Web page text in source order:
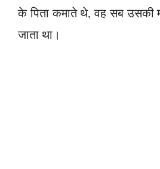
के पिता कमाते थे, वह सब उसकी
जाता था।